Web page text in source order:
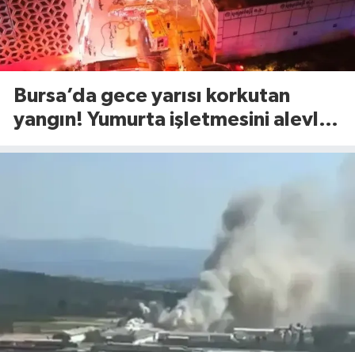
Bursa’da gece yarısı korkutan
yangın! Yumurta işletmesini alevler